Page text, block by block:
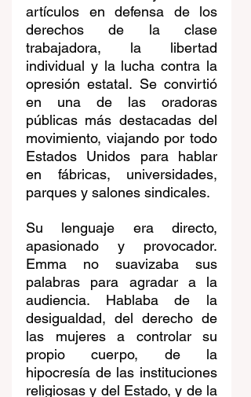
artículos en defensa de los
derechos de la clase
trabajadora, la libertad
individual y la lucha contra la
opresión estatal. Se convirtió
en una de las oradoras
públicas más destacadas del
movimiento, viajando por todo
Estados Unidos para hablar
en fábricas, universidades,
parques y salones sindicales.
Su lenguaje era directo,
apasionado y provocador.
Emma no suavizaba sus
palabras para agradar a la
audiencia. Hablaba de la
desigualdad, del derecho de
las mujeres a controlar su
propio cuerpo, de la
hipocresía de las instituciones
religiosas y del Estado, y de la